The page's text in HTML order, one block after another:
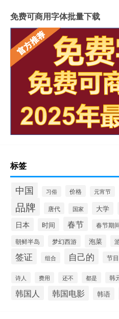
免费可商用字体批量下载
标签
中国 习俗 价格 元宵节
品牌 唐代 国家 大学
日本 时间 春节 春节期
朝鲜半岛 梦幻西游 泡菜
签证 组合 自己的 节目
诗人 费用 还不 都是 韩
韩国人 韩国电影 韩语